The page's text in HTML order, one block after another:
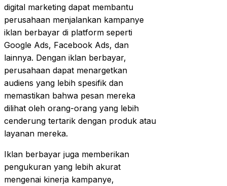
digital marketing dapat membantu
perusahaan menjalankan kampanye
iklan berbayar di platform seperti
Google Ads, Facebook Ads, dan
lainnya. Dengan iklan berbayar,
perusahaan dapat menargetkan
audiens yang lebih spesifik dan
memastikan bahwa pesan mereka
dilihat oleh orang-orang yang lebih
cenderung tertarik dengan produk atau
layanan mereka.
Iklan berbayar juga memberikan
pengukuran yang lebih akurat
mengenai kinerja kampanye,